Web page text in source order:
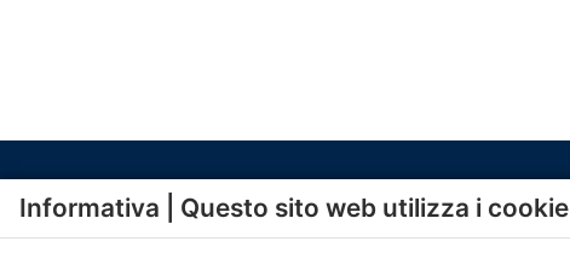
Informativa | Questo sito web utilizza i cookie